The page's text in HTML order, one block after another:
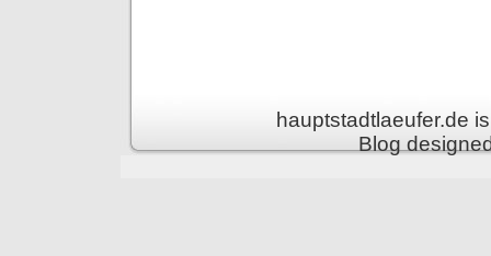
hauptstadtlaeufer.de
Blog